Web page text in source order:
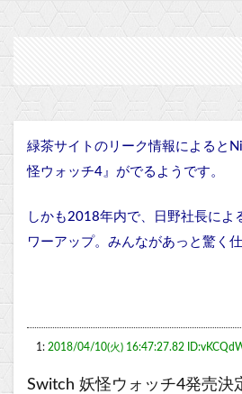
緑茶サイトのリーク情報によると
怪ウォッチ4』がでるようです。
しかも2018年内で、日野社長によ
ワーアップ。みんながあっと驚く
1: 2018/04/10(火) 16:47:27.82
Switch 妖怪ウォッチ4発売決